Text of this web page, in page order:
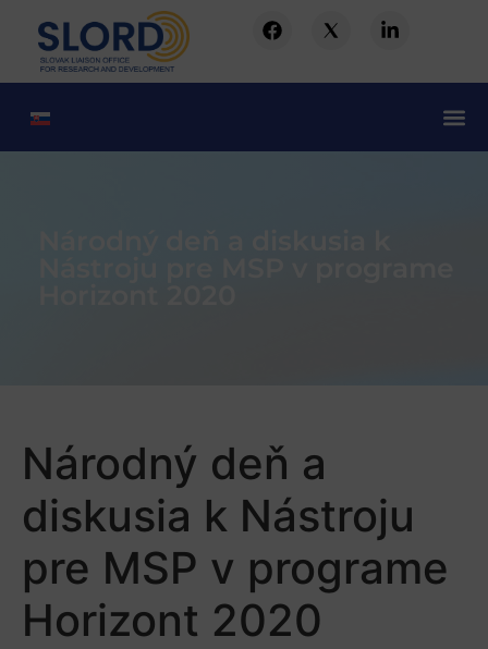
Národný deň a
diskusia k Nástroju
pre MSP v programe
Horizont 2020